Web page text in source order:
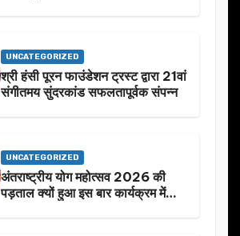
UNCATEGORIZED
श्री हंसी पूरन फाउंडेशन ट्रस्ट द्वारा 21वां
संगीतमय सुंदरकांड सफलतापूर्वक संपन्न
UNCATEGORIZED
अंतराष्ट्रीय योग महोत्सव 2026 की
पड़ताल क्यों हुआ इस बार कार्यक्रम में